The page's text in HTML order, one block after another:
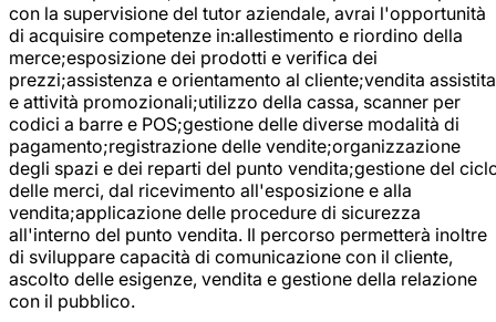
con la supervisione del tutor aziendale, avrai l'opportunità
di acquisire competenze in:allestimento e riordino della
merce;esposizione dei prodotti e verifica dei
prezzi;assistenza e orientamento al cliente;vendita assistita
e attività promozionali;utilizzo della cassa, scanner per
codici a barre e POS;gestione delle diverse modalità di
pagamento;registrazione delle vendite;organizzazione
degli spazi e dei reparti del punto vendita;gestione del
delle merci, dal ricevimento all'esposizione e alla
vendita;applicazione delle procedure di sicurezza
all'interno del punto vendita. Il percorso permetterà inoltre
di sviluppare capacità di comunicazione con il cliente,
ascolto delle esigenze, vendita e gestione della relazione
con il pubblico.